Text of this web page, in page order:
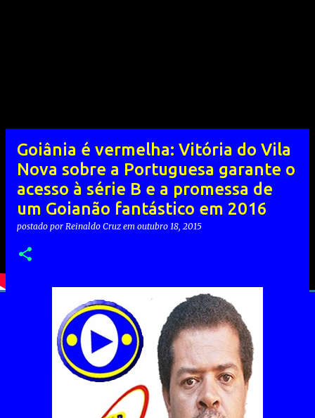
Goiânia é vermelha: Vitória do Vila
Nova sobre a Portuguesa garante o
acesso à série B e a promessa de
um Goianão fantástico em 2016
postado por Reinaldo Cruz em outubro 18, 2015